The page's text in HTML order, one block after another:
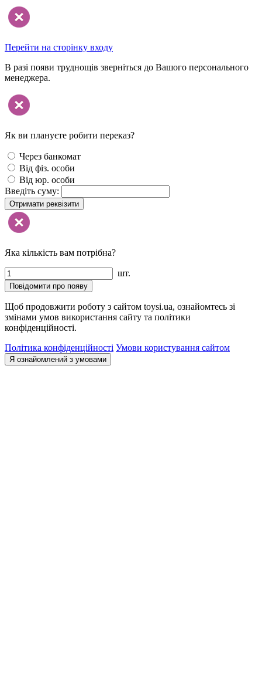
Перейти на сторінку входу
В разі появи труднощів зверніться до Вашого персонального
менеджера.
Як ви плануєте робити переказ?
Через банкомат
Від фіз. особи
Від юр. особи
Введіть суму:
Отримати реквізити
Яка кількість вам потрібна?
шт.
Повідомити про появу
Щоб продовжити роботу з сайтом toysi.ua, ознайомтесь зі
змінами умов використання сайту та політики
конфіденційності.
Політика конфіденційності Умови користування сайтом
Я ознайомлений з умовами